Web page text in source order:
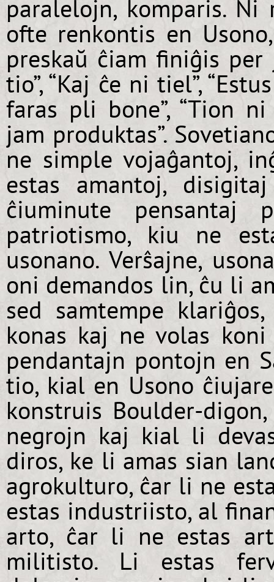
paralelojn, komparis.
ofte renkontis en
preskaŭ ĉiam finiĝis
tio”, “Kaj ĉe ni tiel”,
faras pli bone”, “Tion
jam produktas”.
ne simple vojaĝantoj,
estas amantoj,
ĉiuminute pensantaj
patriotismo, kiu ne
usonano. Verŝajne,
oni demandos lin, ĉu li
sed samtempe
konas kaj ne volas
pendantajn pontojn en
tio, kial en Usono
konstruis Boulder-
negrojn kaj kial li
diros, ke li amas sian
agrokulturo, ĉar li ne
estas industriisto, al
arto, ĉar li ne estas
militisto. Li estas